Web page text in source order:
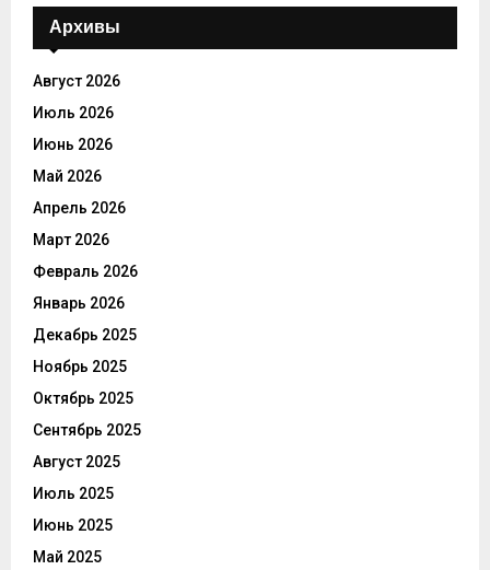
Архивы
Август 2026
Июль 2026
Июнь 2026
Май 2026
Апрель 2026
Март 2026
Февраль 2026
Январь 2026
Декабрь 2025
Ноябрь 2025
Октябрь 2025
Сентябрь 2025
Август 2025
Июль 2025
Июнь 2025
Май 2025